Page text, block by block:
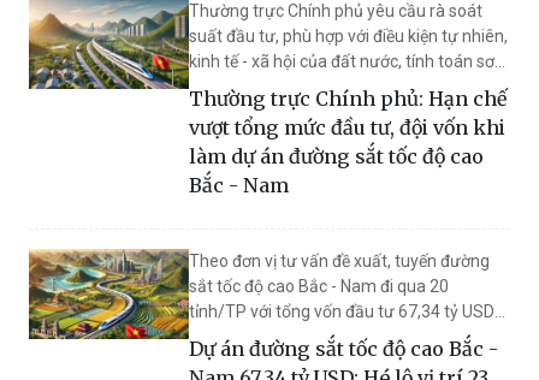
Thường trực Chính phủ yêu cầu rà soát
suất đầu tư, phù hợp với điều kiện tự nhiên,
kinh tế - xã hội của đất nước, tính toán sơ
bộ tổng vốn đầu tư chính xác, đủ tin cậy và
thuyết phục.
Thường trực Chính phủ: Hạn chế
vượt tổng mức đầu tư, đội vốn khi
làm dự án đường sắt tốc độ cao
Bắc - Nam
Theo đơn vị tư vấn đề xuất, tuyến đường
sắt tốc độ cao Bắc - Nam đi qua 20
tỉnh/TP với tổng vốn đầu tư 67,34 tỷ USD
sẽ có 23 ga hành khách và 5 ga hàng hóa.
Dự án đường sắt tốc độ cao Bắc -